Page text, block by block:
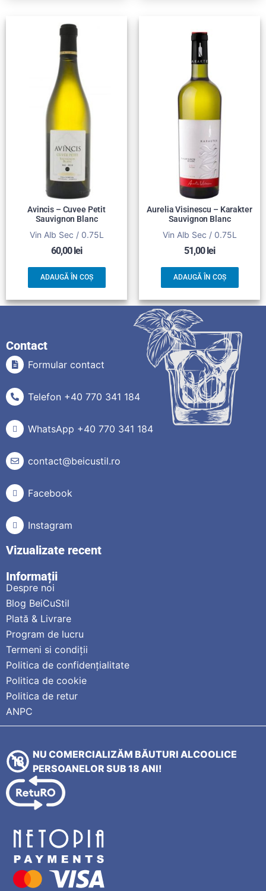
Avincis – Cuvee Petit
Sauvignon Blanc
Vin Alb Sec / 0.75L
60,00 lei
ADAUGĂ ÎN COȘ
Aurelia Visinescu – Karakter
Sauvignon Blanc
Vin Alb Sec / 0.75L
51,00 lei
ADAUGĂ ÎN COȘ
Contact
Formular contact
Telefon +40 770 341 184
WhatsApp +40 770 341 184
contact@beicustil.ro
Facebook
Instagram
Vizualizate recent
Informații
Despre noi
Blog BeiCuStil
Plată & Livrare
Program de lucru
Termeni si condiții
Politica de confidențialitate
Politica de cookie
Politica de retur
ANPC
NU COMERCIALIZĂM BĂUTURI ALCOOLICE
PERSOANELOR SUB 18 ANI!